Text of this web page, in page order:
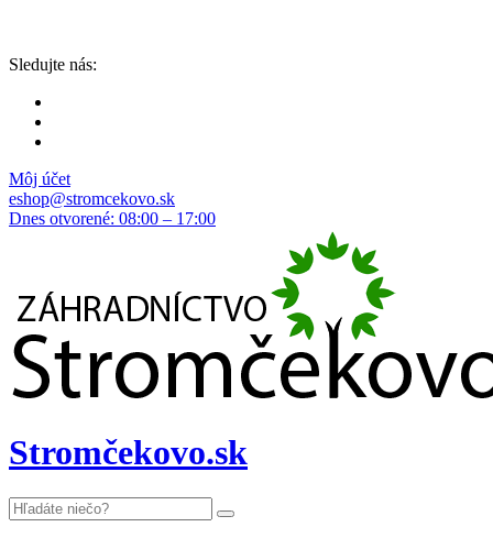
Sledujte nás:
Môj účet
eshop@stromcekovo.sk
Dnes otvorené: 08:00 – 17:00
Stromčekovo.sk